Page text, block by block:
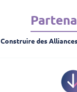
Construire des